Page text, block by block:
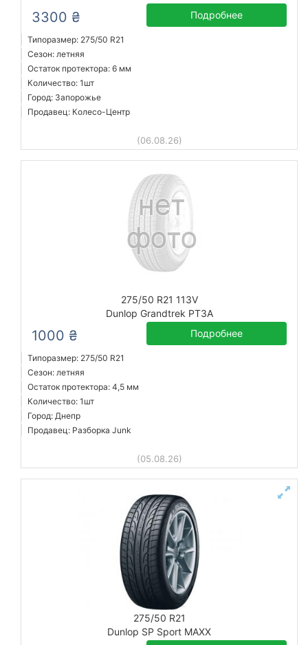
3300 ₴ Подробнее
Типоразмер: 275/50 R21
Сезон: летняя
Остаток протектора: 6 мм
Количество: 1шт
Город: Запорожье
Продавец: Колесо-Центр
(06.08.26)
275/50 R21 113V
Dunlop Grandtrek PT3A
1000 ₴ Подробнее
Типоразмер: 275/50 R21
Сезон: летняя
Остаток протектора: 4,5 мм
Количество: 1шт
Город: Днепр
Продавец: Разборка Junk
(05.08.26)
275/50 R21
Dunlop SP Sport MAXX